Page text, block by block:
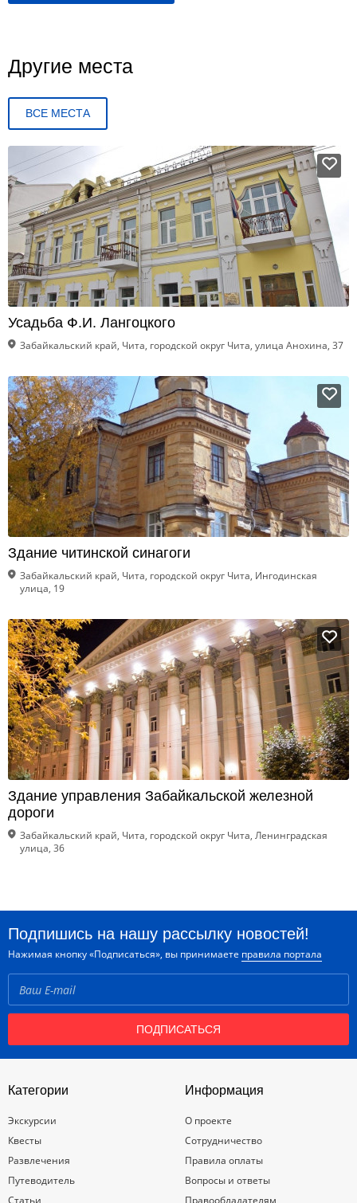
Другие места
ВСЕ МЕСТА
Усадьба Ф.И. Лангоцкого
Забайкальский край, Чита, городской округ Чита, улица Анохина, 37
Здание читинской синагоги
Забайкальский край, Чита, городской округ Чита, Ингодинская
улица, 19
Здание управления Забайкальской железной
дороги
Забайкальский край, Чита, городской округ Чита, Ленинградская
улица, 36
Подпишись на нашу рассылку новостей!
Нажимая кнопку «Подписаться», вы принимаете правила портала
ПОДПИСАТЬСЯ
Категории
Экскурсии
Квесты
Развлечения
Путеводитель
Статьи
Информация
О проекте
Сотрудничество
Правила оплаты
Вопросы и ответы
Правообладателям